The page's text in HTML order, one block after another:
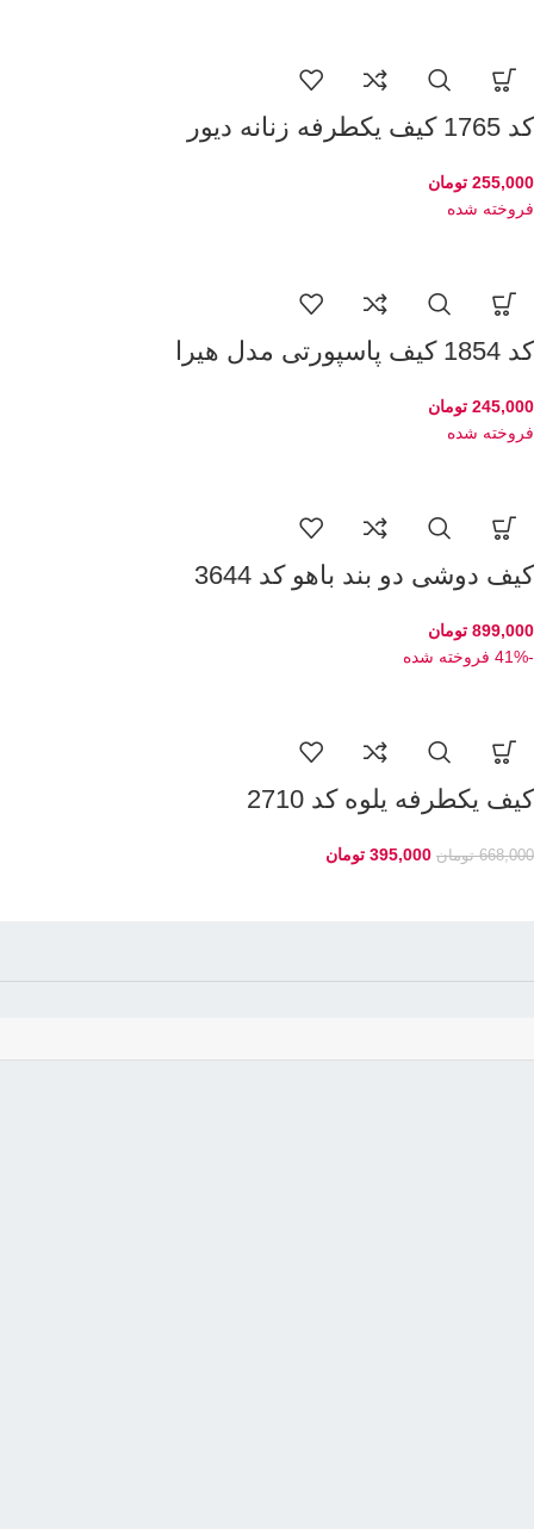
کد 1765 کیف یکطرفه زنانه دیور
255,000 تومان
فروخته شده
کد 1854 کیف پاسپورتی مدل هیرا
245,000 تومان
فروخته شده
کیف دوشی دو بند باهو کد 3644
899,000 تومان
-41%
فروخته شده
کیف یکطرفه یلوه کد 2710
668,000 تومان 395,000 تومان